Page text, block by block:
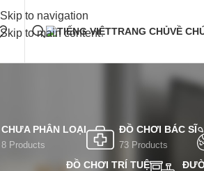
Skip to navigation
Skip to main content
TRANG CHỦVỀ
CHƯA PHÂN LOẠI
8 Products
ĐỒ CHƠI BÁC SĨ
73 Products
ĐỒ CHƠI TRÍ TUỆ